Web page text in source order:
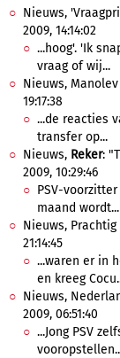
Nieuws,
2009, 14:14:02
...hoog'. 'Ik
vraag of wij...
Nieuws,
19:17:38
...de reacties
transfer op...
Nieuws, Reker:
2009, 10:29:46
PSV-voorzitter
maand wordt...
Nieuws,
21:14:45
...waren er in
en kreeg
Nieuws,
2009, 06:51:40
...Jong PSV